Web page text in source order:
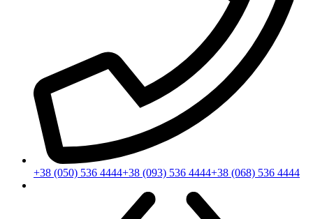
+38 (050) 536 4444+38 (093) 536 4444+38 (068) 536 4444